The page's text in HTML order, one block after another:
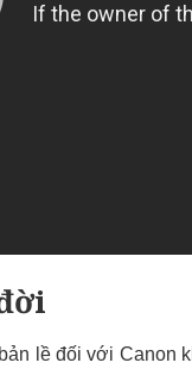
lề đối với Canon